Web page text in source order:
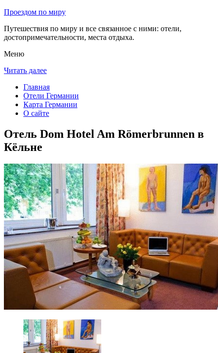
Проездом по миру
Путешествия по миру и все связанное с ними: отели,
достопримечательности, места отдыха.
Меню
Читать далее
Главная
Отели Германии
Карта Германии
О сайте
Отель Dom Hotel Am Römerbrunnen в
Кёльне